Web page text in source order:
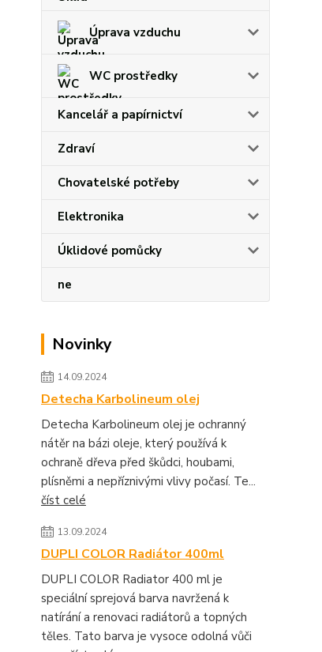
Úprava vzduchu
WC prostředky
Kancelář a papírnictví
Zdraví
Chovatelské potřeby
Elektronika
Úklidové pomůcky
ne
Novinky
14.09.2024
Detecha Karbolineum olej
Detecha Karbolineum olej je ochranný
nátěr na bázi oleje, který používá k
ochraně dřeva před škůdci, houbami,
plísněmi a nepříznivými vlivy počasí. Te...
číst celé
13.09.2024
DUPLI COLOR Radiátor 400ml
DUPLI COLOR Radiator 400 ml je
speciální sprejová barva navržená k
natírání a renovaci radiátorů a topných
těles. Tato barva je vysoce odolná vůči